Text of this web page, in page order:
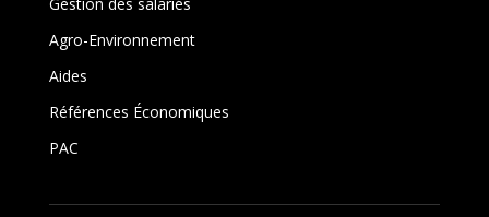
Agro-Environnement
Aides
Références Économiques
PAC